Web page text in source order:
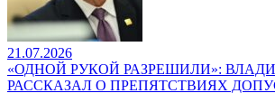
21.07.2026
«ОДНОЙ РУКОЙ РАЗРЕШИЛИ»:
РАССКАЗАЛ О ПРЕПЯТСТВИЯХ